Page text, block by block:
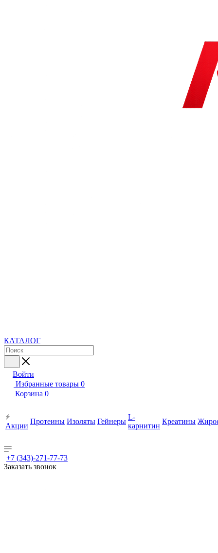
КАТАЛОГ
Войти
Избранные товары 0
Корзина 0
Акции
Протеины Изоляты Гейнеры
L-
карнитин
Креатины
+7 (343)-271-77-73
Заказать звонок